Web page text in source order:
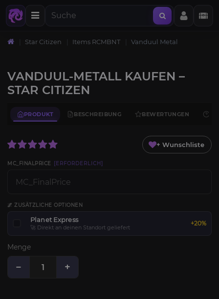
Star Citizen Items RCMBNT Vanduul Metal
VANDUUL-METALL KAUFEN –
STAR CITIZEN
PRODUKT BESCHREIBUNG BEWERTUNGEN
+ Wunschliste
MC_FINALPRICE [ERFORDERLICH]
🌌 ZUSÄTZLICHE OPTIONEN
Planet Express
🚀 Direkt an deinen Standort geliefert
+20%
Menge
− +